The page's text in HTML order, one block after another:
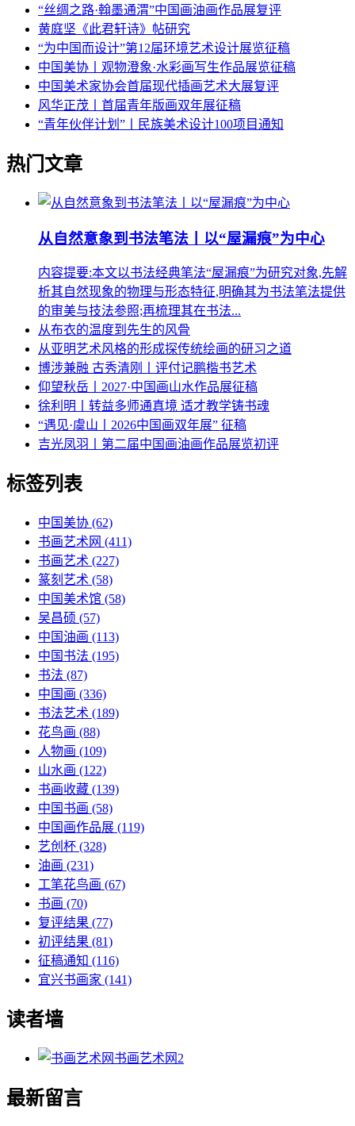
“丝绸之路·翰墨通渭”中国画油画作品展复评
黄庭坚《此君轩诗》帖研究
“为中国而设计”第12届环境艺术设计展览征稿
中国美协丨观物澄象·水彩画写生作品展览征稿
中国美术家协会首届现代插画艺术大展复评
风华正茂丨首届青年版画双年展征稿
“青年伙伴计划”丨民族美术设计100项目通知
热门文章
从自然意象到书法笔法丨以“屋漏痕”为中心
内容提要:本文以书法经典笔法“屋漏痕”为研究对象,先解
析其自然现象的物理与形态特征,明确其为书法笔法提供
的审美与技法参照;再梳理其在书法...
从布衣的温度到先生的风骨
从亚明艺术风格的形成探传统绘画的研习之道
博涉兼融 古秀清刚丨评付记鹏楷书艺术
仰望秋岳丨2027·中国画山水作品展征稿
徐利明丨转益多师通真境 适才教学铸书魂
“遇见·虞山丨2026中国画双年展” 征稿
吉光凤羽丨第二届中国画油画作品展览初评
标签列表
中国美协 (62)
书画艺术网 (411)
书画艺术 (227)
篆刻艺术 (58)
中国美术馆 (58)
吴昌硕 (57)
中国油画 (113)
中国书法 (195)
书法 (87)
中国画 (336)
书法艺术 (189)
花鸟画 (88)
人物画 (109)
山水画 (122)
书画收藏 (139)
中国书画 (58)
中国画作品展 (119)
艺创杯 (328)
油画 (231)
工笔花鸟画 (67)
书画 (70)
复评结果 (77)
初评结果 (81)
征稿通知 (116)
宜兴书画家 (141)
读者墙
书画艺术网 2
最新留言